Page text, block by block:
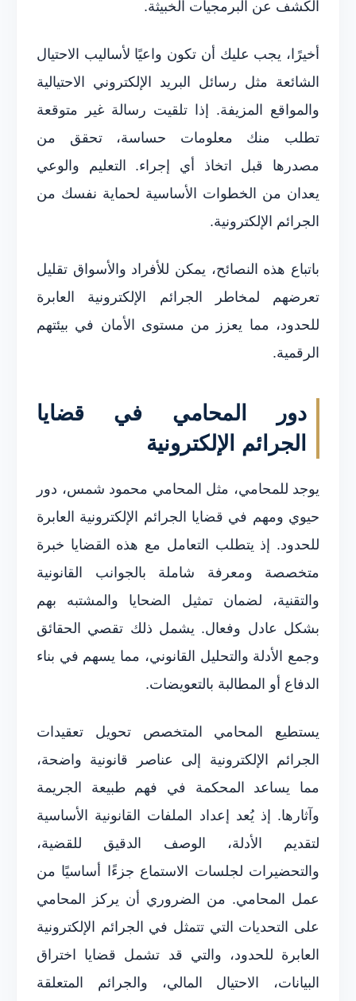
الكشف عن البرمجيات الخبيثة.
أخيرًا، يجب عليك أن تكون واعيًا لأساليب الاحتيال
الشائعة مثل رسائل البريد الإلكتروني الاحتيالية
والمواقع المزيفة. إذا تلقيت رسالة غير متوقعة
تطلب منك معلومات حساسة، تحقق من
مصدرها قبل اتخاذ أي إجراء. التعليم والوعي
يعدان من الخطوات الأساسية لحماية نفسك من
الجرائم الإلكترونية.
باتباع هذه النصائح، يمكن للأفراد والأسواق تقليل
تعرضهم لمخاطر الجرائم الإلكترونية العابرة
للحدود، مما يعزز من مستوى الأمان في بيئتهم
الرقمية.
دور المحامي في قضايا
الجرائم الإلكترونية
يوجد للمحامي، مثل المحامي محمود شمس، دور
حيوي ومهم في قضايا الجرائم الإلكترونية العابرة
للحدود. إذ يتطلب التعامل مع هذه القضايا خبرة
متخصصة ومعرفة شاملة بالجوانب القانونية
والتقنية، لضمان تمثيل الضحايا والمشتبه بهم
بشكل عادل وفعال. يشمل ذلك تقصي الحقائق
وجمع الأدلة والتحليل القانوني، مما يسهم في بناء
الدفاع أو المطالبة بالتعويضات.
يستطيع المحامي المتخصص تحويل تعقيدات
الجرائم الإلكترونية إلى عناصر قانونية واضحة،
مما يساعد المحكمة في فهم طبيعة الجريمة
وآثارها. إذ يُعد إعداد الملفات القانونية الأساسية
لتقديم الأدلة، الوصف الدقيق للقضية،
والتحضيرات لجلسات الاستماع جزءًا أساسيًا من
عمل المحامي. من الضروري أن يركز المحامي
على التحديات التي تتمثل في الجرائم الإلكترونية
العابرة للحدود، والتي قد تشمل قضايا اختراق
البيانات، الاحتيال المالي، والجرائم المتعلقة